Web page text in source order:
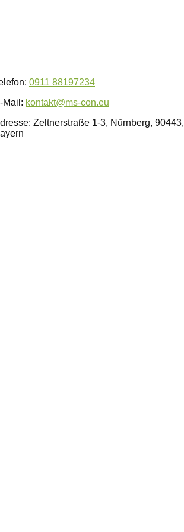
0911 88197234
Mail: kontakt@ms-con.eu
Zeltnerstraße 1-3, Nürnberg, 90443,